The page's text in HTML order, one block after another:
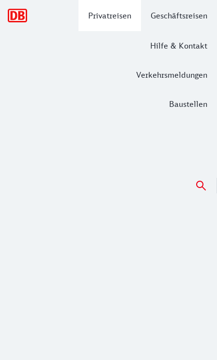
Privatreisen Geschäftsreisen
Hilfe & Kontakt
Verkehrsmeldungen
Baustellen